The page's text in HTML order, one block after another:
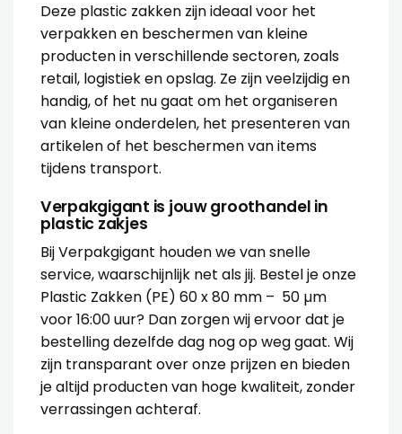
Deze plastic zakken zijn ideaal voor het
verpakken en beschermen van kleine
producten in verschillende sectoren, zoals
retail, logistiek en opslag. Ze zijn veelzijdig en
handig, of het nu gaat om het organiseren
van kleine onderdelen, het presenteren van
artikelen of het beschermen van items
tijdens transport.
Verpakgigant is jouw groothandel in
plastic zakjes
Bij Verpakgigant houden we van snelle
service, waarschijnlijk net als jij. Bestel je onze
Plastic Zakken (PE) 60 x 80 mm – 50 µm
voor 16:00 uur? Dan zorgen wij ervoor dat je
bestelling dezelfde dag nog op weg gaat. Wij
zijn transparant over onze prijzen en bieden
je altijd producten van hoge kwaliteit, zonder
verrassingen achteraf.